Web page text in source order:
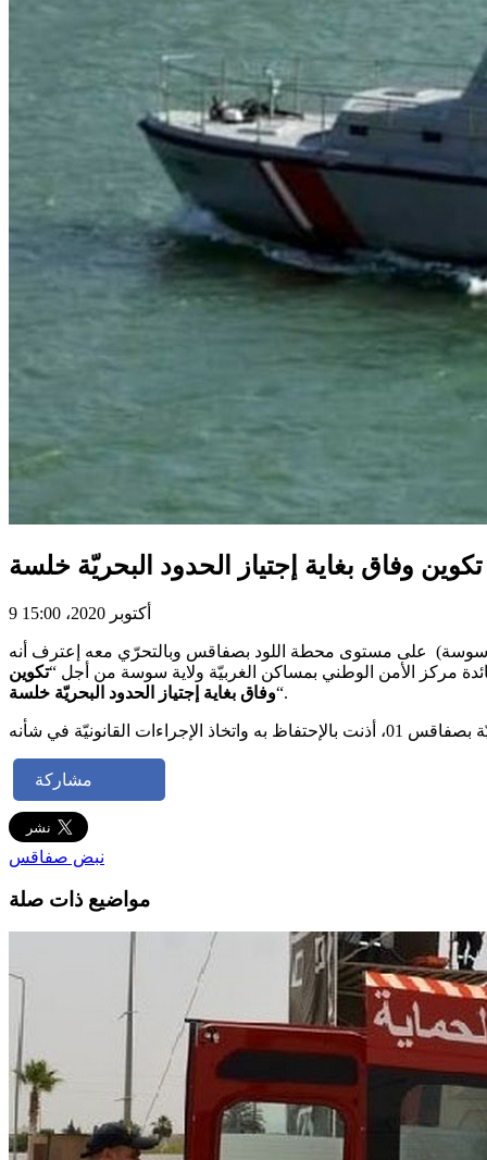
وفاق بغاية إجتياز الحدود البحريّة خلسة
9 أكتوبر 2020، 15:00
العدليّة بمنطقة الأمن الوطني بصفاقس المدينة من إلقاء القبض على شخص (38 سنة قاطن ولاية سوسة) على مستوى محطة اللود بصفاقس وبالتحرّي معه إعترف أنه
مركز الأمن الوطني بمساكن الغربيّة ولاية سوسة من أجل “تكوين
وفاق بغاية إجتياز الحدود البحريّة خلسة“.
مشاركة
نبض صفاقس
مواضيع ذات صلة